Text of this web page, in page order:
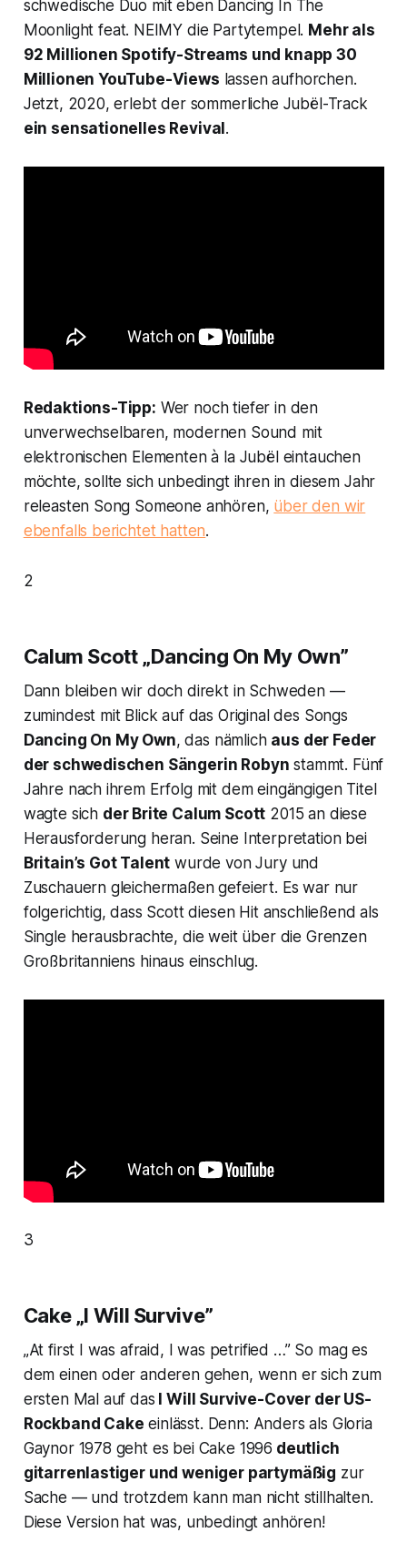
schwedische Duo mit eben Dancing In The
Moonlightfeat. NEIMY die Partytempel. Mehr als
92 Millionen Spotify-Streams und knapp 30
Millionen YouTube-Views lassen aufhorchen.
Jetzt, 2020, erlebt der sommerliche Jubël-Track
ein sensationelles Revival .
Redaktions-Tipp: Wer noch tiefer in den
unverwechselbaren, modernen Sound mit
elektronischen Elementen à la Jubël eintauchen
möchte, sollte sich unbedingt ihren in diesem Jahr
releasten Song Someone anhören, über den wir
ebenfalls berichtet hatten.
2
Calum Scott „Dancing On My Own”
Dann bleiben wir doch direkt in Schweden —
zumindest mit Blick auf das Original des Songs
Dancing On My Own, das nämlich aus der Feder
der schwedischen Sängerin Robyn stammt. Fünf
Jahre nach ihrem Erfolg mit dem eingängigen Titel
wagte sich der Brite Calum Scott 2015 an diese
Herausforderung heran. Seine Interpretation bei
Britain’s Got Talent wurde von Jury und
Zuschauern gleichermaßen gefeiert. Es war nur
folgerichtig, dass Scott diesen Hit anschließend als
Single herausbrachte, die weit über die Grenzen
Großbritanniens hinaus einschlug.
3
Cake „I Will Survive”
„At first I was afraid, I was petrified …” So mag es
dem einen oder anderen gehen, wenn er sich zum
ersten Mal auf das I Will Survive-Cover der US-
Rockband Cake einlässt. Denn: Anders als Gloria
Gaynor 1978 geht es bei Cake 1996 deutlich
gitarrenlastiger und weniger partymäßig zur
Sache — und trotzdem kann man nicht stillhalten.
Diese Version hat was, unbedingt anhören!